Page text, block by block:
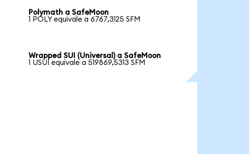
Polymath a SafeMoon
1 POLY equivale a 6767,3125 SFM
Wrapped SUI (Universal) a SafeMoon
1 USUI equivale a 519869,5313 SFM